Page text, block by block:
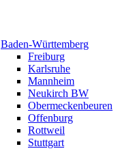
Baden-Württemberg
Freiburg
Karlsruhe
Mannheim
Neukirch BW
Obermeckenbeuren
Offenburg
Rottweil
Stuttgart